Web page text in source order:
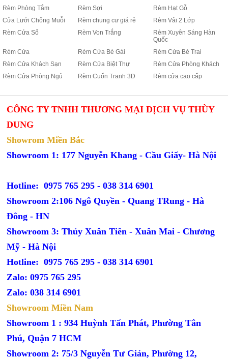
Rèm Phòng Tắm
Rèm Sợi
Rèm Hạt Gỗ
Cửa Lưới Chống Muỗi
Rèm chung cư giá rẻ
Rèm Vải 2 Lớp
Rèm Cửa Sổ
Rèm Von Trắng
Rèm Xuyên Sáng Hàn
Quốc
Rèm Cửa
Rèm Cửa Bé Gái
Rèm Cửa Bé Trai
Rèm Cửa Khách Sạn
Rèm Cửa Biệt Thự
Rèm Cửa Phòng Khách
Rèm Cửa Phòng Ngủ
Rèm Cuốn Tranh 3D Rèm cửa cao cấp
CÔNG TY TNHH THƯƠNG MẠI DỊCH VỤ THÙY
DUNG
Showrom Miền Bắc
Showroom 1: 177 Nguyễn Khang - Cầu Giấy- Hà Nội
Hotline: 0975 765 295 -038 314 6901
Showroom 2:106 Ngô Quyền - Quang TRung - Hà
Đông - HN
Showroom 3: Thủy Xuân Tiên - Xuân Mai - Chương
Mỹ - Hà Nội
Hotline: 0975 765 295 -038 314 6901
Zalo: 0975 765 295
Zalo: 038 314 6901
Showroom Miền Nam
Showroom 1 : 934 Huỳnh Tấn Phát, Phường Tân
Phú, Quận 7 HCM
Showroom 2: 75/3 Nguyễn Tư Giản, Phường 12,